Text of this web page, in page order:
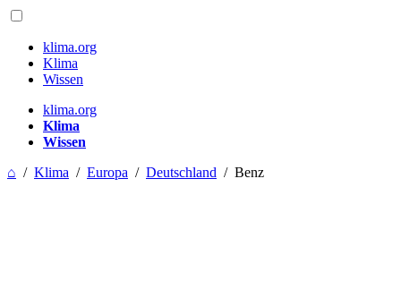
klima.org
Klima
Wissen
klima.org
Klima
Wissen
⌂ / Klima / Europa / Deutschland / Benz